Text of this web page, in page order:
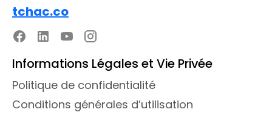
tchac.co
Informations Légales et Vie Privée
Politique de confidentialité
Conditions générales d’utilisation